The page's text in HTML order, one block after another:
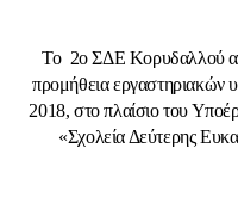
Το 2ο ΣΔΕ Κορυδαλλού
προμήθεια εργαστηριακών
2018, στο πλαίσιο του
«Σχολεία Δεύτερης